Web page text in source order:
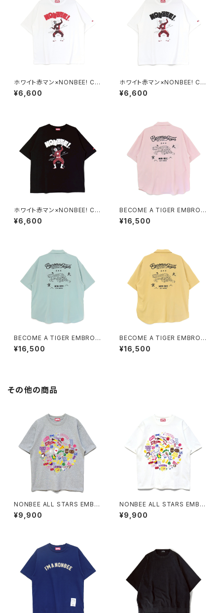
ホワイト赤マン×NONBEE! CO
LLABORATION TEE white/r
ed
¥6,600
ホワイト赤マン×NONBEE! CO
LLABORATION TEE white/b
lack
¥6,600
ホワイト赤マン×NONBEE! CO
LLABORATION TEE black/
white
¥6,600
BECOME A TIGER EMBROI
DERED HALFSLEEVE SHIRT
S light-pink
¥16,500
BECOME A TIGER EMBROI
DERED HALFSLEEVE SHIRT
S light-blue
¥16,500
BECOME A TIGER EMBROI
DERED HALFSLEEVE SHIRT
S light-yellow
¥16,500
その他の商品
NONBEE ALL STARS EMBR
OIDERED TEE grey/colorful
¥9,900
NONBEE ALL STARS EMBR
OIDERED TEE white/colorf
ul
¥9,900